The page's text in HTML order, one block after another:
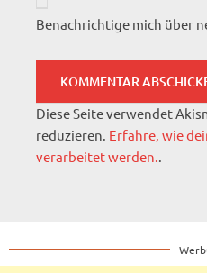
Benachrichtige mich über
Diese Seite verwendet
reduzieren. Erfahre, wie
verarbeitet werden..